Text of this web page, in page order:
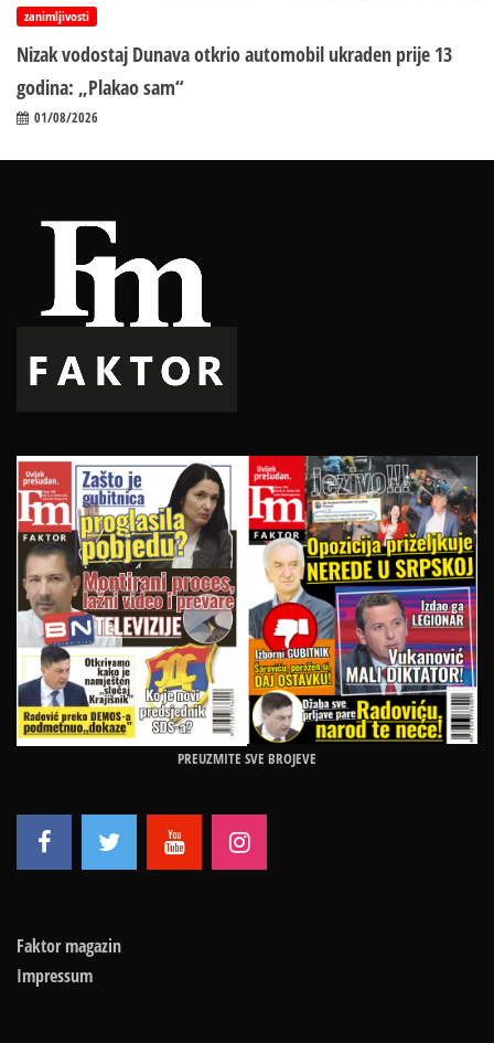
zanimljivosti
Nizak vodostaj Dunava otkrio automobil ukraden prije 13
godina: „Plakao sam“
01/08/2026
PREUZMITE SVE BROJEVE
Faktor magazin
Impressum